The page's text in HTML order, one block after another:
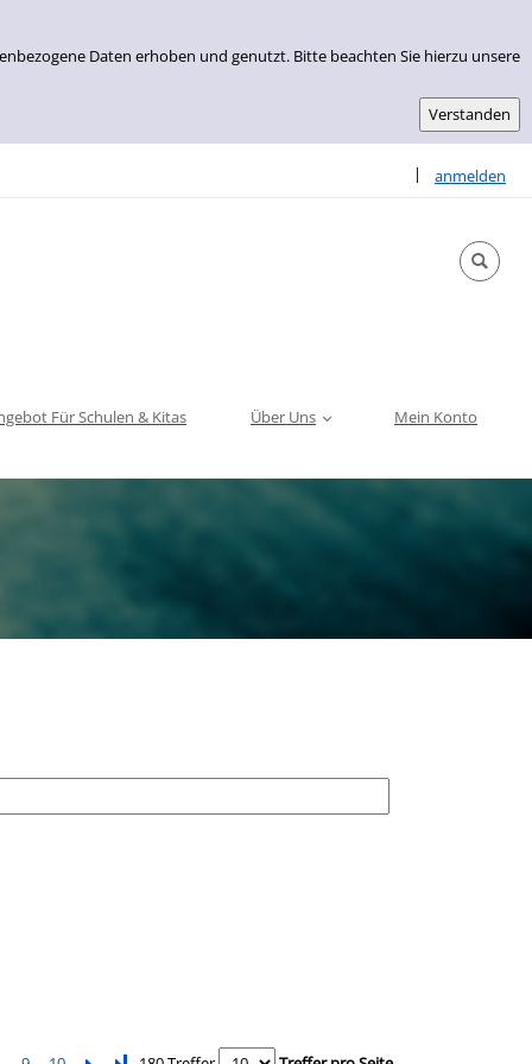
Daten erhoben und genutzt. Bitte beachten Sie hierzu unsere
| anmelden
Sprache
Für Schulen & Kitas Über Uns Mein Konto